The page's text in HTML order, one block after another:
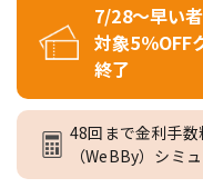
7/28～早い
対象5％OFF
終了
48回まで金利手
（WeBBy）シミ